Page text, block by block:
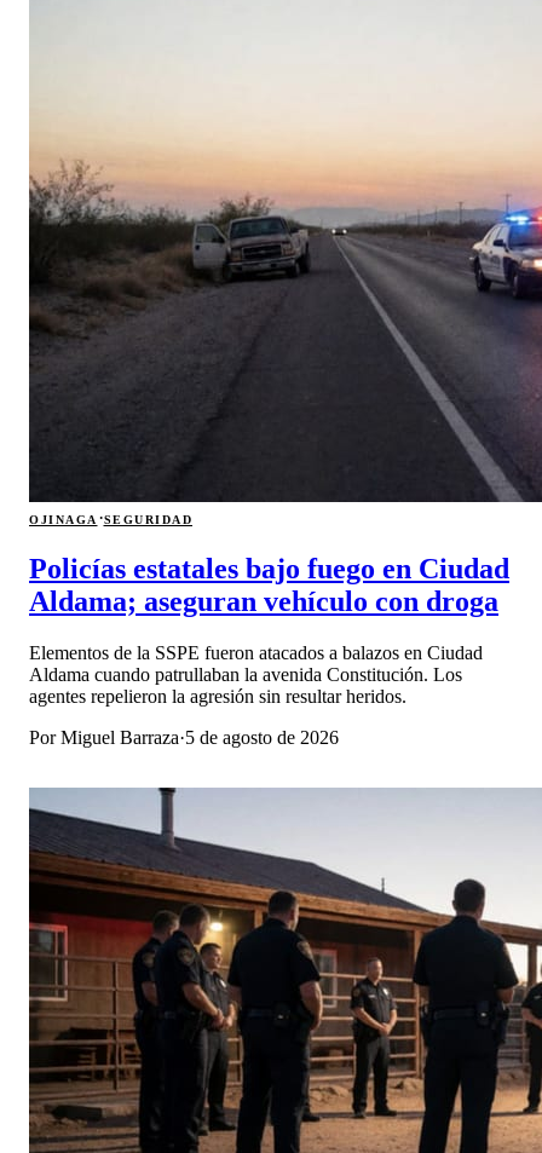
OJINAGA ·SEGURIDAD
Policías estatales bajo fuego en Ciudad
Aldama; aseguran vehículo con droga
Elementos de la SSPE fueron atacados a balazos en Ciudad
Aldama cuando patrullaban la avenida Constitución. Los
agentes repelieron la agresión sin resultar heridos.
PorMiguel Barraza·5 de agosto de 2026